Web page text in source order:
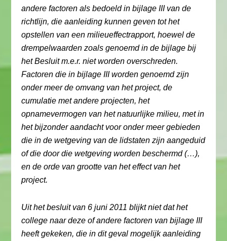
andere factoren als bedoeld in bijlage III van de
richtlijn, die aanleiding kunnen geven tot het
opstellen van een milieueffectrapport, hoewel de
drempelwaarden zoals genoemd in de bijlage bij
het Besluit m.e.r. niet worden overschreden.
Factoren die in bijlage III worden genoemd zijn
onder meer de omvang van het project, de
cumulatie met andere projecten, het
opnamevermogen van het natuurlijke milieu, met in
het bijzonder aandacht voor onder meer gebieden
die in de wetgeving van de lidstaten zijn aangeduid
of die door die wetgeving worden beschermd (…),
en de orde van grootte van het effect van het
project.
Uit het besluit van 6 juni 2011 blijkt niet dat het
college naar deze of andere factoren van bijlage III
heeft gekeken, die in dit geval mogelijk aanleiding